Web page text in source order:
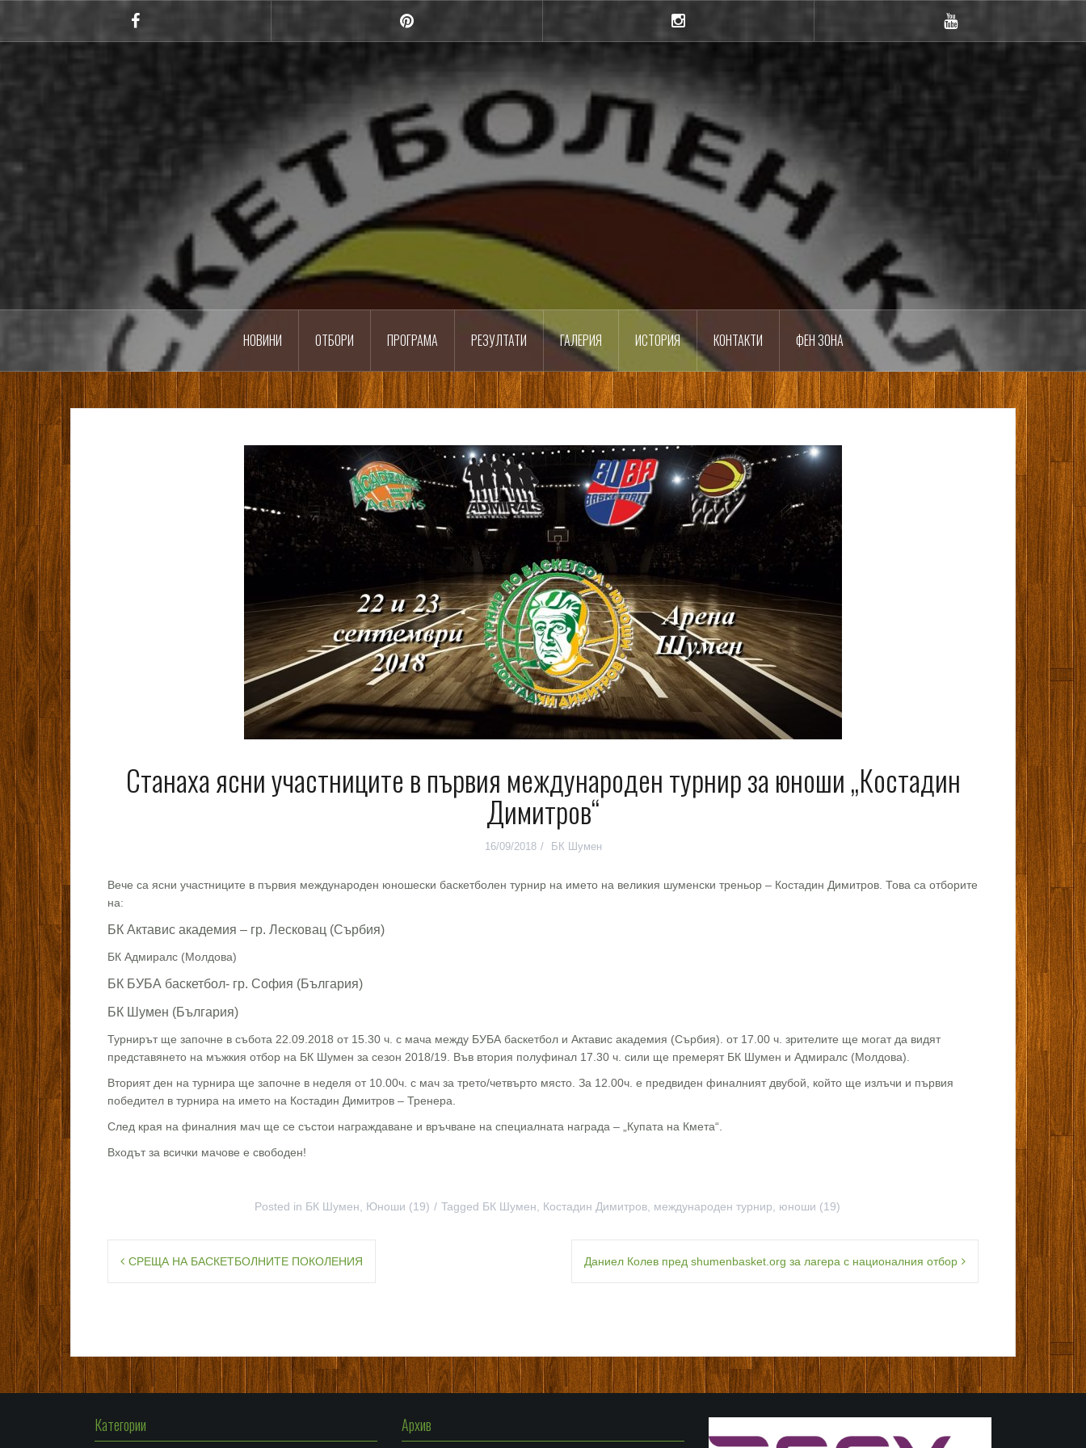
content
Шумен
Баскетболен клуб
НОВИНИ ОТБОРИ ПРОГРАМА РЕЗУЛТАТИ ГАЛЕРИЯ ИСТОРИЯ КОНТАКТИ ФЕН ЗОНА
Станаха ясни участниците в първия международен турнир за юноши „Костадин
Димитров“
16/09/2018 БК Шумен
Вече са ясни участниците в първия международен юношески баскетболен турнир на името на великия шуменски треньор – Костадин Димитров. Това са отборите
на:
БК Актавис академия – гр. Лесковац (Сърбия)
БК Адмиралс (Молдова)
БК БУБА баскетбол- гр. София (България)
БК Шумен (България)
Турнирът ще започне в събота 22.09.2018 от 15.30 ч. с мача между БУБА баскетбол и Актавис академия (Сърбия). от 17.00 ч. зрителите ще могат да видят
представянето на мъжкия отбор на БК Шумен за сезон 2018/19. Във втория полуфинал 17.30 ч. сили ще премерят БК Шумен и Адмиралс (Молдова).
Вторият ден на турнира ще започне в неделя от 10.00ч. с мач за трето/четвърто място. За 12.00ч. е предвиден финалният двубой, който ще излъчи и първия
победител в турнира на името на Костадин Димитров – Тренера.
След края на финалния мач ще се състои награждаване и връчване на специалната награда – „Купата на Кмета“.
Входът за всички мачове е свободен!
Posted in БК Шумен, Юноши (19) Tagged БК Шумен, Костадин Димитров, международен турнир, юноши (19)
Навигация
СРЕЩА НА БАСКЕТБОЛНИТЕ ПОКОЛЕНИЯ Даниел Колев пред shumenbasket.org за лагера с националния отбор
Категории Архив